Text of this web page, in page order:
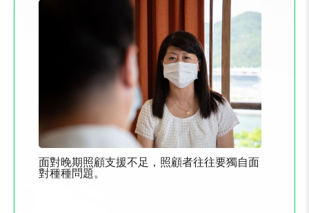
面對晚期照顧支援不足，照顧者往往要獨自面
對種種問題。